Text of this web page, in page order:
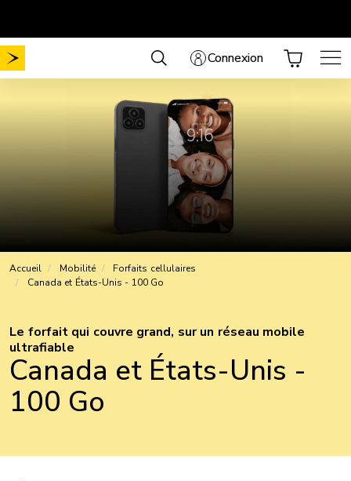
contenu
Connexion
Accueil Mobilité
Forfaits cellulaires
Canada et États-Unis - 100 Go
Le forfait qui couvre grand, sur un réseau mobile
ultrafiable
Canada et États-Unis -
100 Go